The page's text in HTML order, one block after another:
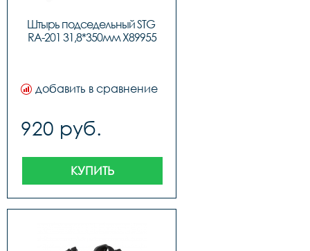
Штырь подседельный STG
RA-201 31,8*350мм Х89955
добавить в сравнение
920 руб.
КУПИТЬ